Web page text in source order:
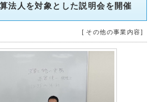
法人を対象とした説明会を開催
[ その他の事業内容]